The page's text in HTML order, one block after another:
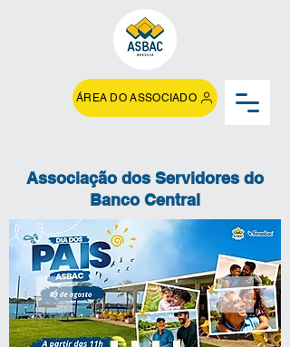
ÁREA DO ASSOCIADO
Associação dos Servidores do
Banco Central